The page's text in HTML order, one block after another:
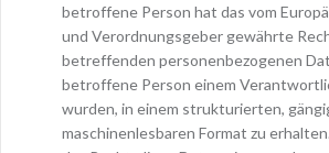
betroffene Person hat das vom
und Verordnungsgeber gewährte
betreffenden personenbezogenen
betroffene Person einem
wurden, in einem strukturierten,
maschinenlesbaren Format zu